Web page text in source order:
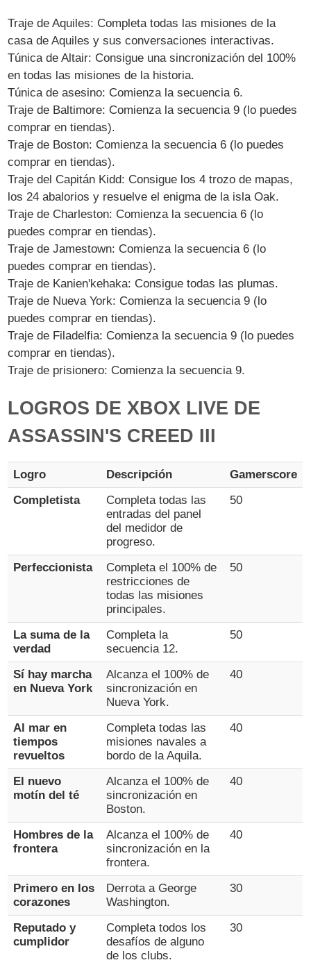
Traje de Aquiles: Completa todas las misiones de la
casa de Aquiles y sus conversaciones interactivas.
Túnica de Altair: Consigue una sincronización del 100%
en todas las misiones de la historia.
Túnica de asesino: Comienza la secuencia 6.
Traje de Baltimore: Comienza la secuencia 9 (lo puedes
comprar en tiendas).
Traje de Boston: Comienza la secuencia 6 (lo puedes
comprar en tiendas).
Traje del Capitán Kidd: Consigue los 4 trozo de mapas,
los 24 abalorios y resuelve el enigma de la isla Oak.
Traje de Charleston: Comienza la secuencia 6 (lo
puedes comprar en tiendas).
Traje de Jamestown: Comienza la secuencia 6 (lo
puedes comprar en tiendas).
Traje de Kanien'kehaka: Consigue todas las plumas.
Traje de Nueva York: Comienza la secuencia 9 (lo
puedes comprar en tiendas).
Traje de Filadelfia: Comienza la secuencia 9 (lo puedes
comprar en tiendas).
Traje de prisionero: Comienza la secuencia 9.
LOGROS DE XBOX LIVE DE
ASSASSIN'S CREED III
Logro Descripción
Gamerscore
Completista
Completa todas las
entradas del panel
del medidor de
progreso.
50
Perfeccionista
Completa el 100% de
restricciones de
todas las misiones
principales.
50
La suma de la
verdad
Completa la
secuencia 12.
50
Sí hay marcha
en Nueva York
Alcanza el 100% de
sincronización en
Nueva York.
40
Al mar en
tiempos
revueltos
Completa todas las
misiones navales a
bordo de la Aquila.
40
El nuevo
motín del té
Alcanza el 100% de
sincronización en
Boston.
40
Hombres de la
frontera
Alcanza el 100% de
sincronización en la
frontera.
40
Primero en los
corazones
Derrota a George
Washington.
30
Reputado y
cumplidor
Completa todos los
desafíos de alguno
de los clubs.
30